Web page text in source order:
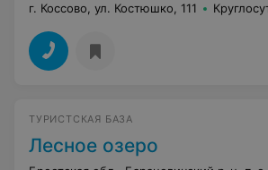
г. Коссово, ул. Костюшко, 111
ТУРИСТСКАЯ БАЗА
Лесное озеро